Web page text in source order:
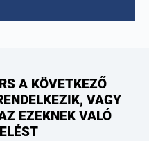
A KÖVETKEZŐ
VAGY
EZEKNEK VALÓ